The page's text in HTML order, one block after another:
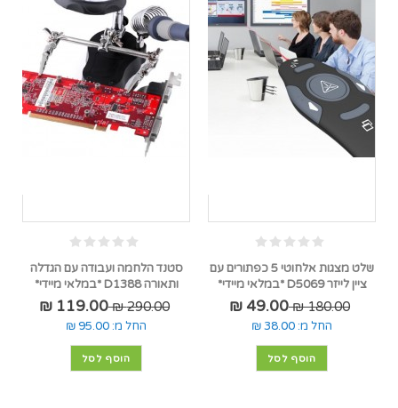
שלט מצגות אלחוטי 5 כפתורים עם
ציין לייזר D5069 *במלאי מיידי*
180.00 ₪
49.00 ₪
החל מ: 38.00 ₪
הוסף לסל
סטנד הלחמה ועבודה עם הגדלה
ותאורה D1388 *במלאי מיידי*
290.00 ₪
119.00 ₪
החל מ: 95.00 ₪
הוסף לסל